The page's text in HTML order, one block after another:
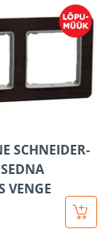
SCHNEIDER-
VENGE